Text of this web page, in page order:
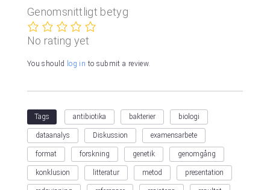
Genomsnittligt betyg
No rating yet
You should log in to submit a review.
Tags antibiotika bakterier biologi
dataanalys Diskussion examensarbete
format forskning genetik genomgång
konklusion litteratur metod presentation